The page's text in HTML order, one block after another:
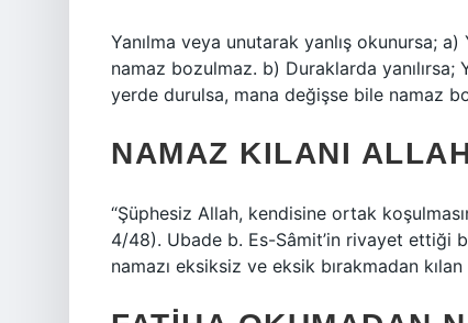
Yanılma veya unutarak yanlış okunursa;
namaz bozulmaz. b) Duraklarda yanılırsa;
yerde durulsa, mana değişse bile namaz
NAMAZ KILANI
“Şüphesiz Allah, kendisine ortak
4/48). Ubade b. Es-Sâmit’in rivayet ettiği
namazı eksiksiz ve eksik bırakmadan